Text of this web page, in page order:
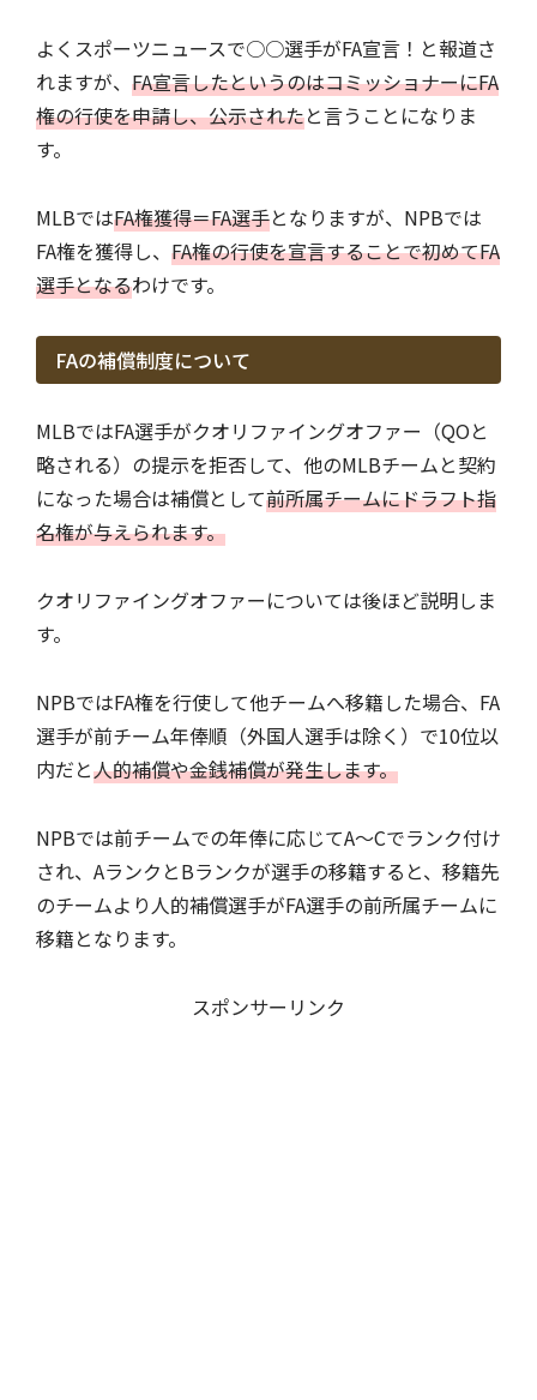
よくスポーツニュースで○○選手がFA宣言！と報道さ
れますが、 FA宣言したというのはコミッショナーにFA
権の行使を申請し、公示されたと言うことになりま
す。
MLBではFA権獲得＝FA選手となりますが、NPBでは
FA権を獲得し、 FA権の行使を宣言することで初めてFA
選手となるわけです。
FAの補償制度について
MLBではFA選手がクオリファイングオファー（QOと
略される）の提示を拒否して、他のMLBチームと契約
になった場合は補償として前所属チームにドラフト指
名権が与えられます。
クオリファイングオファーについては後ほど説明しま
す。
NPBではFA権を行使して他チームへ移籍した場合、FA
選手が前チーム年俸順（外国人選手は除く）で10位以
内だと人的補償や金銭補償が発生します。
NPBでは前チームでの年俸に応じてA〜Cでランク付け
され、AランクとBランクが選手の移籍すると、移籍先
のチームより人的補償選手がFA選手の前所属チームに
移籍となります。
スポンサーリンク